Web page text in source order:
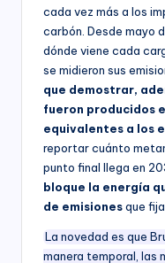
cada vez más a los
carbón. Desde mayo
dónde viene cada
se midieron sus
que demostrar,
fueron producidos
equivalentes a los
reportar cuánto
punto final llega en
bloque la energía
de emisionesque
La novedad es que
manera temporal, las